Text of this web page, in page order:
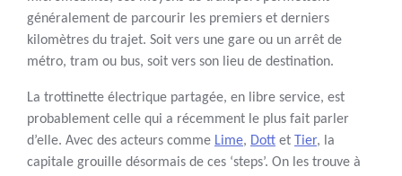
généralement de parcourir les premiers et derniers
kilomètres du trajet. Soit vers une gare ou un arrêt de
métro, tram ou bus, soit vers son lieu de destination.
La trottinette électrique partagée, en libre service, est
probablement celle qui a récemment le plus fait parler
d’elle. Avec des acteurs comme Lime, Dott et Tier, la
capitale grouille désormais de ces ‘steps’. On les trouve à